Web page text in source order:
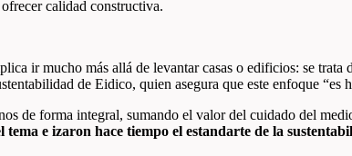
calidad constructiva.
ir mucho más allá de levantar casas o edificios: se
de Eidico, quien asegura que este enfoque “es
de forma integral, sumando el valor del cuidado del
tema e izaron hace tiempo el estandarte de la